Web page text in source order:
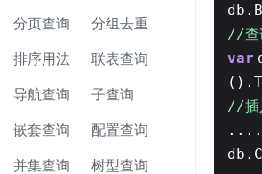
分页查询 分组去重
排序用法 联表查询
导航查询 子查询
嵌套查询 配置查询
并集查询 树型查询
//查
var
//插